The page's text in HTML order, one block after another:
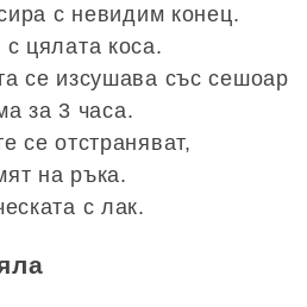
с невидим конец.
цялата коса.
се изсушава със сешоар
за 3 часа.
се отстраняват,
на ръка.
с лак.